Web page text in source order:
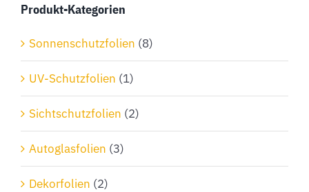
Produkt-Kategorien
Sonnenschutzfolien (8)
UV-Schutzfolien (1)
Sichtschutzfolien (2)
Autoglasfolien (3)
Dekorfolien (2)